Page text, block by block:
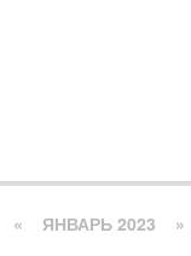
« ЯНВАРЬ 2023 »